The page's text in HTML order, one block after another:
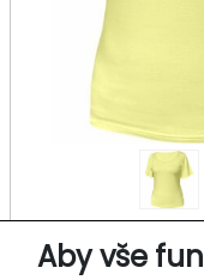
Aby vše
Dámské